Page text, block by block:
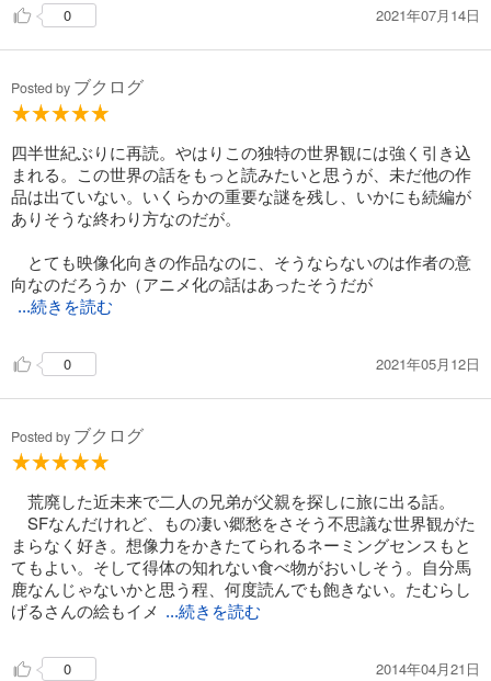
0 2021年07月14日
Posted by ブクログ
四半世紀ぶりに再読。やはりこの独特の世界観には強く引き込
まれる。この世界の話をもっと読みたいと思うが、未だ他の作
品は出ていない。いくらかの重要な謎を残し、いかにも続編が
ありそうな終わり方なのだが。
とても映像化向きの作品なのに、そうならないのは作者の意
向なのだろうか（アニメ化の話はあったそうだが
...続きを読む
0 2021年05月12日
Posted by ブクログ
荒廃した近未来で二人の兄弟が父親を探しに旅に出る話。
SFなんだけれど、もの凄い郷愁をさそう不思議な世界観がた
まらなく好き。想像力をかきたてられるネーミングセンスもと
てもよい。そして得体の知れない食べ物がおいしそう。自分馬
鹿なんじゃないかと思う程、何度読んでも飽きない。たむらし
げるさんの絵もイメ
...続きを読む
0 2014年04月21日